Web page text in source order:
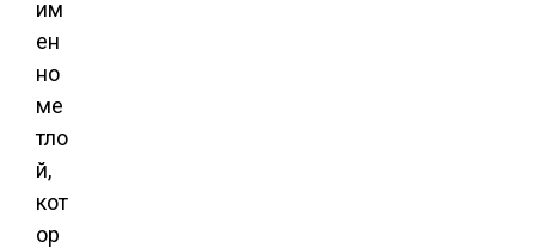
им
ен
но
ме
тло
й,
кот
ор